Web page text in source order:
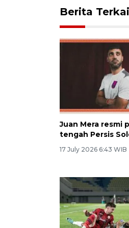
Berita
Juan Mera resmi
tengah Persis
17 July 2026 6:43 WIB